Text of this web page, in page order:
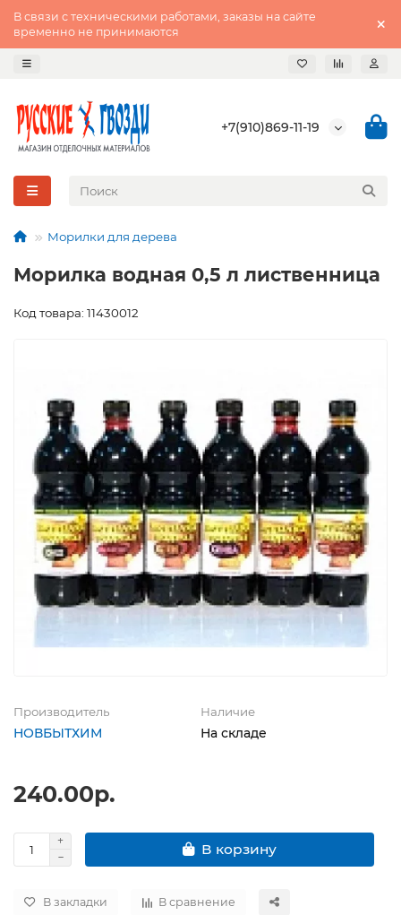
В связи с техническими работами, заказы на сайте
временно не принимаются
+7(910)869-11-19
Морилки для дерева
Морилка водная 0,5 л лиственница
Код товара: 11430012
Производитель
НОВБЫТХИМ
Наличие
На складе
240.00р.
В корзину
В закладки В сравнение